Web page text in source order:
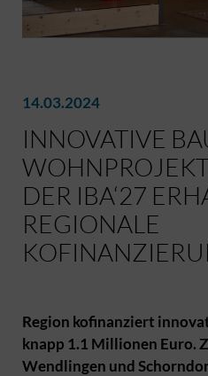
14.03.2024
INNOVATIVE
DER IBA‘27
REGIONALE
Region kofinanziert
knapp 1.1 Millionen Euro.
Wendlingen und